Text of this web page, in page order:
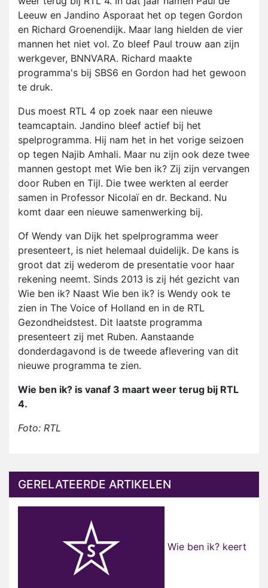
Leeuw en Jandino Asporaat het op tegen Gordon
en Richard Groenendijk. Maar lang hielden de vier
mannen het niet vol. Zo bleef Paul trouw aan zijn
werkgever, BNNVARA. Richard maakte
programma's bij SBS6 en Gordon had het gewoon
te druk.
Dus moest RTL 4 op zoek naar een nieuwe
teamcaptain. Jandino bleef actief bij het
spelprogramma. Hij nam het in het vorige seizoen
op tegen Najib Amhali. Maar nu zijn ook deze twee
mannen gestopt met Wie ben ik? Zij zijn vervangen
door Ruben en Tijl. Die twee werkten al eerder
samen in Professor Nicolaï en dr. Beckand. Nu
komt daar een nieuwe samenwerking bij.
Of Wendy van Dijk het spelprogramma weer
presenteert, is niet helemaal duidelijk. De kans is
groot dat zij wederom de presentatie voor haar
rekening neemt. Sinds 2013 is zij hét gezicht van
Wie ben ik? Naast Wie ben ik? is Wendy ook te
zien in The Voice of Holland en in de RTL
Gezondheidstest. Dit laatste programma
presenteert zij met Ruben. Aanstaande
donderdagavond is de tweede aflevering van dit
nieuwe programma te zien.
Wie ben ik? is vanaf 3 maart weer terug bij RTL
4.
Foto: RTL
GERELATEERDE ARTIKELEN
Wie ben ik? keert